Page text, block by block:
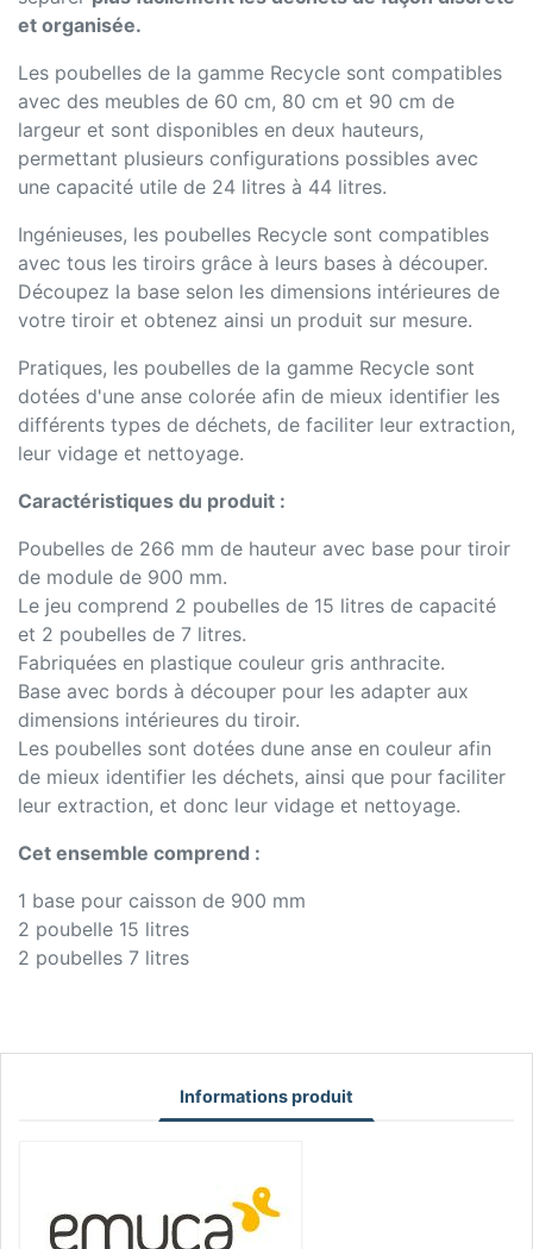
et organisée.
Les poubelles de la gamme Recycle sont compatibles
avec des meubles de 60 cm, 80 cm et 90 cm de
largeur et sont disponibles en deux hauteurs,
permettant plusieurs configurations possibles avec
une capacité utile de 24 litres à 44 litres.
Ingénieuses, les poubelles Recycle sont compatibles
avec tous les tiroirs grâce à leurs bases à découper.
Découpez la base selon les dimensions intérieures de
votre tiroir et obtenez ainsi un produit sur mesure.
Pratiques, les poubelles de la gamme Recycle sont
dotées d'une anse colorée afin de mieux identifier les
différents types de déchets, de faciliter leur extraction,
leur vidage et nettoyage.
Caractéristiques du produit :
Poubelles de 266 mm de hauteur avec base pour tiroir
de module de 900 mm.
Le jeu comprend 2 poubelles de 15 litres de capacité
et 2 poubelles de 7 litres.
Fabriquées en plastique couleur gris anthracite.
Base avec bords à découper pour les adapter aux
dimensions intérieures du tiroir.
Les poubelles sont dotées dune anse en couleur afin
de mieux identifier les déchets, ainsi que pour faciliter
leur extraction, et donc leur vidage et nettoyage.
Cet ensemble comprend :
1 base pour caisson de 900 mm
2 poubelle 15 litres
2 poubelles 7 litres
Informations produit